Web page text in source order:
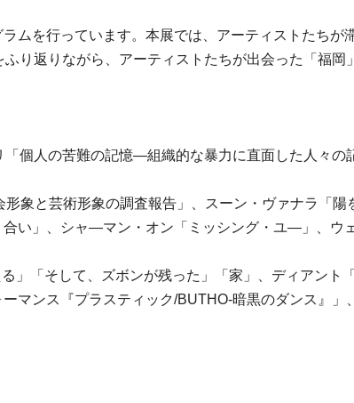
ムを行っています。本展では、アーティストたちが
り返りながら、アーティストたちが出会った「福岡
個人の苦難の記憶―組織的な暴力に直面した人々の
象と芸術形象の調査報告」、スーン・ヴァナラ「陽
い」、シャ―マン・オン「ミッシング・ユ―」、ウ
」「そして、ズボンが残った」「家」、ディアント
マンス『プラスティック/BUTHO-暗黒のダンス』」、